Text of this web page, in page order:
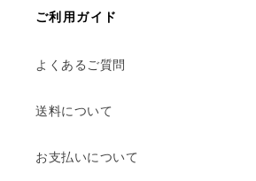
ご利用ガイド
よくあるご質問
送料について
お支払いについて